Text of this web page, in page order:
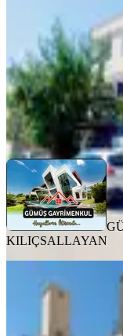
GÜMÜŞ
Ara
KILIÇSALLAYAN